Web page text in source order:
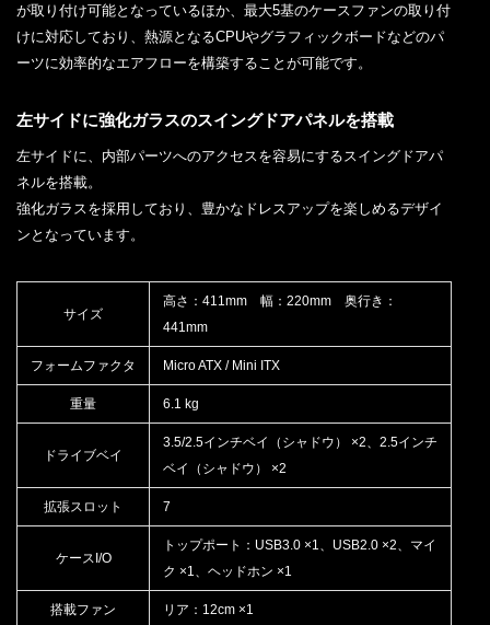
が取り付け可能となっているほか、最大5基のケースファンの取り付
けに対応しており、熱源となるCPUやグラフィックボードなどのパ
ーツに効率的なエアフローを構築することが可能です。
左サイドに強化ガラスのスイングドアパネルを搭載
左サイドに、内部パーツへのアクセスを容易にするスイングドアパ
ネルを搭載。
強化ガラスを採用しており、豊かなドレスアップを楽しめるデザイ
ンとなっています。
サイズ
高さ：411mm 幅：220mm 奥行き：
441mm
フォームファクタ Micro ATX / Mini ITX
重量 6.1 kg
ドライブベイ
3.5/2.5インチベイ（シャドウ） ×2、2.5インチ
ベイ（シャドウ） ×2
拡張スロット 7
ケースI/O
トップポート：USB3.0 ×1、USB2.0 ×2、マイ
ク ×1、ヘッドホン ×1
搭載ファン リア：12cm ×1